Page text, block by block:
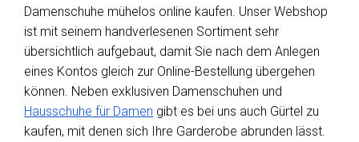
Damenschuhe mühelos online kaufen. Unser Webshop
ist mit seinem handverlesenen Sortiment sehr
übersichtlich aufgebaut, damit Sie nach dem Anlegen
eines Kontos gleich zur Online-Bestellung übergehen
können. Neben exklusiven Damenschuhen und
Hausschuhe für Damen gibt es bei uns auch Gürtel zu
kaufen, mit denen sich Ihre Garderobe abrunden lässt.